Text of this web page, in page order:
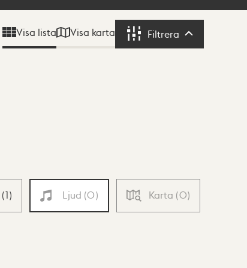
Visa lista Visa karta Filtrera Filtrera
(1) Ljud (0) Karta (0)